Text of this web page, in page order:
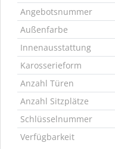
Angebotsnummer
Außenfarbe
Innenausstattung
Karosserieform
Anzahl Türen
Anzahl Sitzplätze
Schlüsselnummer
Verfügbarkeit